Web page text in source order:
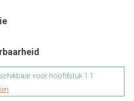
voor hoofdstuk 1.1